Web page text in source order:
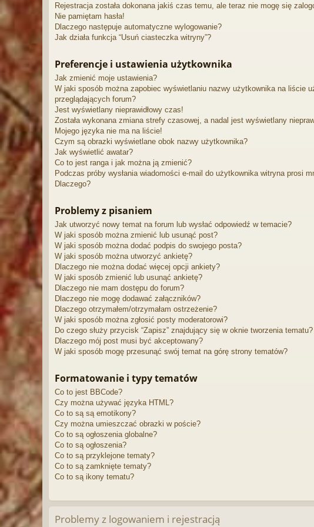
Rejestracja została dokonana jakiś czas temu, ale teraz nie mogę się
Nie pamiętam hasła!
Dlaczego następuje automatyczne wylogowanie?
Jak działa funkcja “Usuń ciasteczka witryny”?
Preferencje i ustawienia użytkownika
Jak zmienić moje ustawienia?
W jaki sposób można zapobiec wyświetlaniu nazwy użytkownika na liście
przeglądających forum?
Jest wyświetlany nieprawidłowy czas!
Została wykonana zmiana strefy czasowej, a nadal jest wyświetlany
Mojego języka nie ma na liście!
Czym są obrazki wyświetlane obok nazwy użytkownika?
Jak wyświetlić awatar?
Co to jest ranga i jak można ją zmienić?
Podczas próby wysłania wiadomości e-mail do użytkownika witryna prosi
Dlaczego?
Problemy z pisaniem
Jak utworzyć nowy temat na forum lub wysłać odpowiedź w temacie?
W jaki sposób można zmienić lub usunąć post?
W jaki sposób można dodać podpis do swojego posta?
W jaki sposób można utworzyć ankietę?
Dlaczego nie można dodać więcej opcji ankiety?
W jaki sposób zmienić lub usunąć ankietę?
Dlaczego nie mam dostępu do forum?
Dlaczego nie mogę dodawać załączników?
Dlaczego otrzymałem/otrzymałam ostrzeżenie?
W jaki sposób można zgłosić posty moderatorowi?
Do czego służy przycisk “Zapisz” znajdujący się w oknie tworzenia tematu?
Dlaczego mój post musi być akceptowany?
W jaki sposób mogę przesunąć swój temat na górę strony tematów?
Formatowanie i typy tematów
Co to jest BBCode?
Czy można używać języka HTML?
Co to są są emotikony?
Czy można umieszczać obrazki w poście?
Co to są ogłoszenia globalne?
Co to są ogłoszenia?
Co to są przyklejone tematy?
Co to są zamknięte tematy?
Co to są ikony tematu?
Problemy z logowaniem i rejestracją